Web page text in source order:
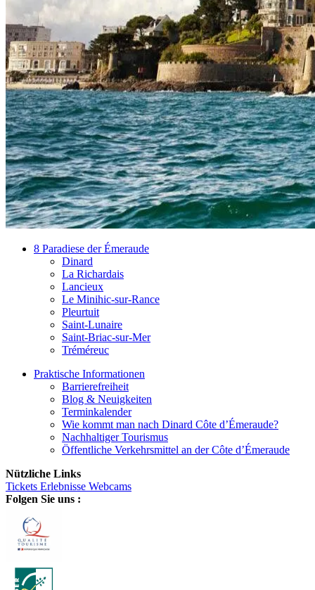
8 Paradiese der Émeraude
Dinard
La Richardais
Lancieux
Le Minihic-sur-Rance
Pleurtuit
Saint-Lunaire
Saint-Briac-sur-Mer
Tréméreuc
Praktische Informationen
Barrierefreiheit
Blog & Neuigkeiten
Terminkalender
Wie kommt man nach Dinard Côte d’Émeraude?
Nachhaltiger Tourismus
Öffentliche Verkehrsmittel an der Côte d’Émeraude
Nützliche Links
Tickets Erlebnisse Webcams
Folgen Sie uns :